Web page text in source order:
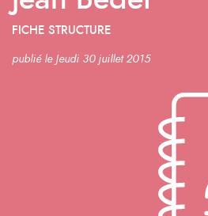
FICHE STRUCTURE
publié le Jeudi 30 juillet 2015